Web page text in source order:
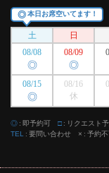
◎本日お席空いてます！
土 日
08/08
◎
08/09
◎
08/15
◎
08/16
休
◎ 即予約可 □
リクエスト
TEL
要問い合わせ × 予約